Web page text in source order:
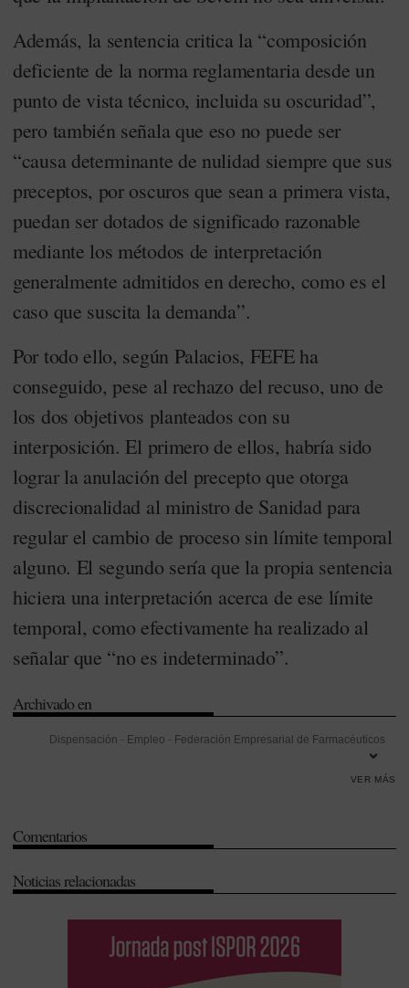
Además, la sentencia critica la “composición
deficiente de la norma reglamentaria desde un
punto de vista técnico, incluida su oscuridad”,
pero también señala que eso no puede ser
“causa determinante de nulidad siempre que sus
preceptos, por oscuros que sean a primera vista,
puedan ser dotados de significado razonable
mediante los métodos de interpretación
generalmente admitidos en derecho, como es el
caso que suscita la demanda”.
Por todo ello, según Palacios, FEFE ha
conseguido, pese al rechazo del recuso, uno de
los dos objetivos planteados con su
interposición. El primero de ellos, habría sido
lograr la anulación del precepto que otorga
discrecionalidad al ministro de Sanidad para
regular el cambio de proceso sin límite temporal
alguno. El segundo sería que la propia sentencia
hiciera una interpretación acerca de ese límite
temporal, como efectivamente ha realizado al
señalar que “no es indeterminado”.
Archivado en
Dispensación - Empleo - Federación Empresarial de Farmacéuticos
VER MÁS
Comentarios
Noticias relacionadas